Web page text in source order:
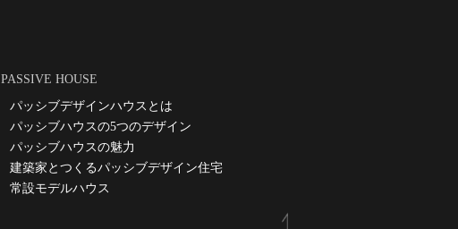
PASSIVE HOUSE
パッシブデザインハウスとは
パッシブハウスの5つのデザイン
パッシブハウスの魅力
建築家とつくるパッシブデザイン住宅
常設モデルハウス